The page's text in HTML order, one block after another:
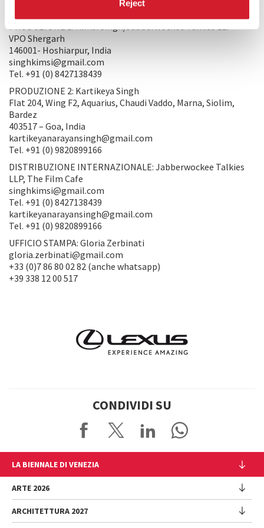
Reject
PRODUZIONE/DISTRIBUZIONE
VPO Shergarh
146001- Hoshiarpur, India
singhkimsi@gmail.com
Tel. +91 (0) 8427138439
PRODUZIONE 2: Kartikeya Singh
Flat 204, Wing F2, Aquarius, Chaudi Vaddo, Marna, Siolim,
Bardez
403517 – Goa, India
kartikeyanarayansingh@gmail.com
Tel. +91 (0) 9820899166
DISTRIBUZIONE INTERNAZIONALE: Jabberwockee Talkies
LLP, The Film Cafe
singhkimsi@gmail.com
Tel. +91 (0) 8427138439
kartikeyanarayansingh@gmail.com
Tel. +91 (0) 9820899166
UFFICIO STAMPA: Gloria Zerbinati
gloria.zerbinati@gmail.com
+33 (0)7 86 80 02 82 (anche whatsapp)
+39 338 12 00 517
CONDIVIDI SU
LA BIENNALE DI VENEZIA
L'Istituzione
Cariche istituzionali
Storia
ARTE 2026
Esposizione
ARCHITETTURA 2027